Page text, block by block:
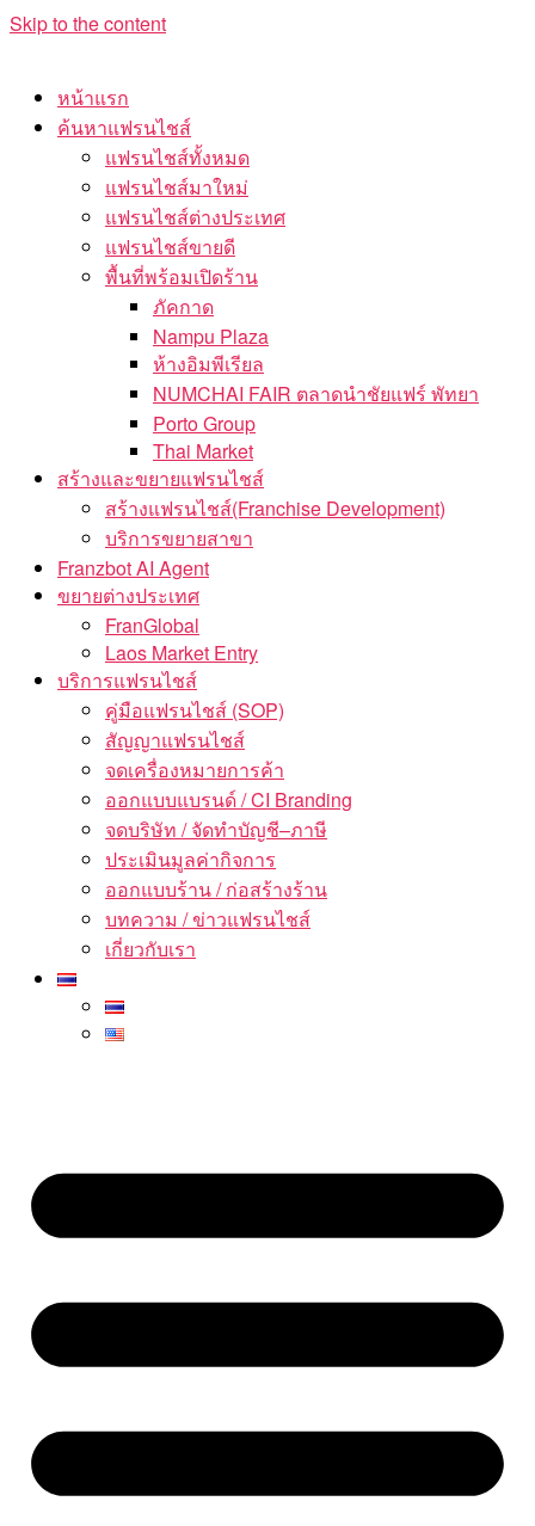
Skip to the content
หน้าแรก
ค้นหาแฟรนไชส์
แฟรนไชส์ทั้งหมด
แฟรนไชส์มาใหม่
แฟรนไชส์ต่างประเทศ
แฟรนไชส์ขายดี
พื้นที่พร้อมเปิดร้าน
ภัคกาด
Nampu Plaza
ห้างอิมพีเรียล
NUMCHAI FAIR ตลาดนำชัยแฟร์ พัทยา
Porto Group
Thai Market
สร้างและขยายแฟรนไชส์
สร้างแฟรนไชส์(Franchise Development)
บริการขยายสาขา
Franzbot AI Agent
ขยายต่างประเทศ
FranGlobal
Laos Market Entry
บริการแฟรนไชส์
คู่มือแฟรนไชส์ (SOP)
สัญญาแฟรนไชส์
จดเครื่องหมายการค้า
ออกแบบแบรนด์ / CI Branding
จดบริษัท / จัดทำบัญชี–ภาษี
ประเมินมูลค่ากิจการ
ออกแบบร้าน / ก่อสร้างร้าน
บทความ / ข่าวแฟรนไชส์
เกี่ยวกับเรา